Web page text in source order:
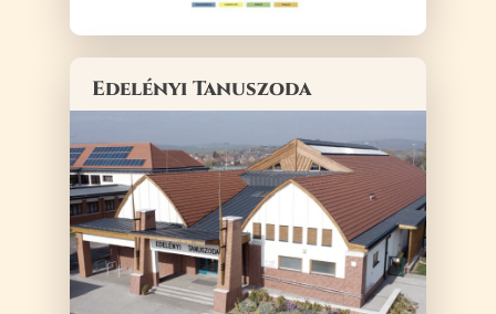
Edelényi Tanuszoda